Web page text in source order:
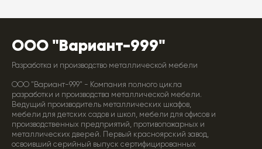
ООО "Вариант-999"
Разработка и производство металлической мебели
ООО "Вариант-999" - Компания полного цикла
разработки и производства металлической мебели.
Ведущий производитель металлических шкафов,
мебели для детских садов и школ, мебели для офисов и
производственных предприятий, противопожарных и
металлических дверей. Первый красноярский завод,
освоивший серийный выпуск сертифицированных